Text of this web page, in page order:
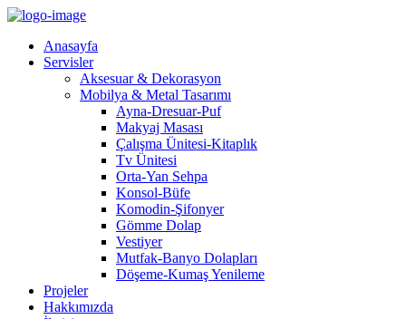
Anasayfa
Servisler
Aksesuar & Dekorasyon
Mobilya & Metal Tasarımı
Ayna-Dresuar-Puf
Makyaj Masası
Çalışma Ünitesi-Kitaplık
Tv Ünitesi
Orta-Yan Sehpa
Konsol-Büfe
Komodin-Şifonyer
Gömme Dolap
Vestiyer
Mutfak-Banyo Dolapları
Döşeme-Kumaş Yenileme
Projeler
Hakkımızda